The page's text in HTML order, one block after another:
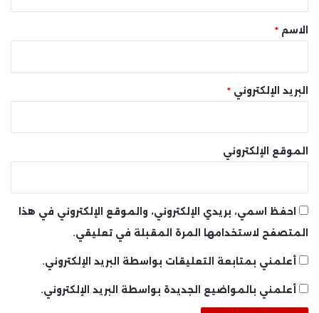
* الاسم *
البريد الإلكتروني *
الموقع الإلكتروني
احفظ اسمي، بريدي الإلكتروني، والموقع الإلكتروني في هذا
المتصفح لاستخدامها المرة المقبلة في تعليقي.
أعلمني بمتابعة التعليقات بواسطة البريد الإلكتروني.
أعلمني بالمواضيع الجديدة بواسطة البريد الإلكتروني.